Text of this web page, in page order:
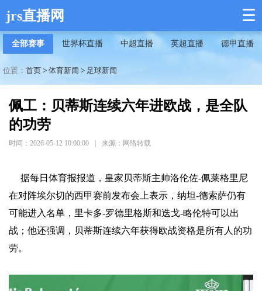
jrs直播网 ☰
全部赛事 世界杯直播 中超直播 英超直播 德甲直播
位置： 首页 > 体育新闻 > 足球新闻
佩工：贝蒂斯连续六年进欧战，是全队
的功劳
时间：2026-05-12 10:00:00 来源：网络转载
据每日体育报报道，皇家贝蒂斯主帅洛伦佐-佩莱格里尼
在对阵埃尔切的西甲赛前发布会上表示，纳坦-德索萨仍有
可能进入名单，里卡多-罗德里格斯和迭戈-略伦特可以出
战；他还强调，贝蒂斯连续六年获得欧战资格是所有人的功
劳。